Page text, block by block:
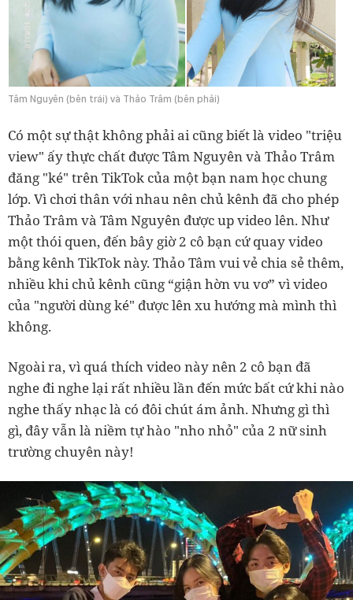
Tâm Nguyên (bên trái) và Thảo Trâm (bên phải)
Có một sự thật không phải ai cũng biết là video "triệu
view" ấy thực chất được Tâm Nguyên và Thảo Trâm
đăng "ké" trên TikTok của một bạn nam học chung
lớp. Vì chơi thân với nhau nên chủ kênh đã cho phép
Thảo Trâm và Tâm Nguyên được up video lên. Như
một thói quen, đến bây giờ 2 cô bạn cứ quay video
bằng kênh TikTok này. Thảo Tâm vui vẻ chia sẻ thêm,
nhiều khi chủ kênh cũng “giận hờn vu vơ” vì video
của "người dùng ké" được lên xu hướng mà mình thì
không.
Ngoài ra, vì quá thích video này nên 2 cô bạn đã
nghe đi nghe lại rất nhiều lần đến mức bất cứ khi nào
nghe thấy nhạc là có đôi chút ám ảnh. Nhưng gì thì
gì, đây vẫn là niềm tự hào "nho nhỏ" của 2 nữ sinh
trường chuyên này!